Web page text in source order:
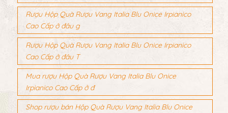
Rượu Hộp Quà Rượu Vang Italia Blu Onice Irpianico
Cao Cấp ở đâu g
Rượu Hộp Quà Rượu Vang Italia Blu Onice Irpianico
Cao Cấp ở đâu T
Mua rượu Hộp Quà Rượu Vang Italia Blu Onice
Irpianico Cao Cấp ở đ
Shop rượu bán Hộp Quà Rượu Vang Italia Blu Onice